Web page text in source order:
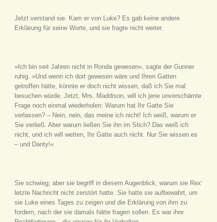
Jetzt verstand sie. Kam er von Luke? Es gab keine andere
Erklärung für seine Worte, und sie fragte nicht weiter.
»Ich bin seit Jahren nicht in Ronda gewesen«, sagte der Gunner
ruhig. »Und wenn ich dort gewesen wäre und Ihren Gatten
getroffen hätte, könnte er doch nicht wissen, daß ich Sie mal
besuchen würde. Jetzt, Mrs. Maddison, will ich jene unverschämte
Frage noch einmal wiederholen: Warum hat Ihr Gatte Sie
verlassen? – Nein, nein, das meine ich nicht! Ich weiß, warum er
Sie verließ. Aber warum ließen Sie ihn im Stich? Das weiß ich
nicht, und ich will wetten, Ihr Gatte auch nicht. Nur Sie wissen es
– und Danty!«
Sie schwieg; aber sie begriff in diesem Augenblick, warum sie Rex‘
letzte Nachricht nicht zerstört hatte. Sie hatte sie aufbewahrt, um
sie Luke eines Tages zu zeigen und die Erklärung von ihm zu
fordern, nach der sie damals hätte fragen sollen. Es war ihre